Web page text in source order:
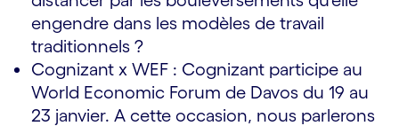
engendre dans les modèles de travail
traditionnels ?
Cognizant x WEF : Cognizant participe au
World Economic Forum de Davos du 19 au
23 janvier. A cette occasion, nous parlerons